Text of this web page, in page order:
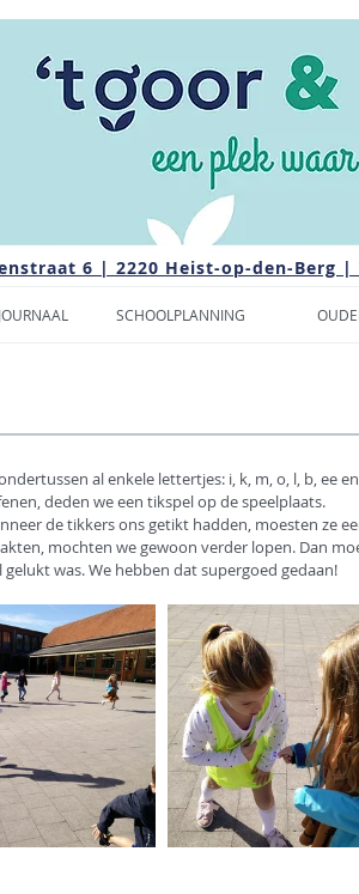
6 | 2220 Heist-op-den-Berg
SCHOOLPLANNING
al enkele lettertjes: i, k, m, o, l, b, ee
deden we een tikspel op de speelplaats.
de tikkers ons getikt hadden, moesten ze
mochten we gewoon verder lopen. Dan
was. We hebben dat supergoed gedaan!